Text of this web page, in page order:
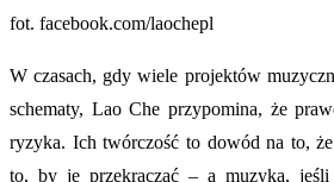
fot. facebook.com/laochepl
W czasach, gdy wiele projektów
schematy, Lao Che przypomina, że
ryzyka. Ich twórczość to dowód na to,
to, by je przekraczać – a muzyka, jeśli